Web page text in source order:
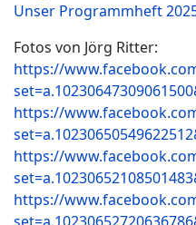
Unser Programmheft
Fotos von Jörg Ritter:
https://
https://
https://
https://